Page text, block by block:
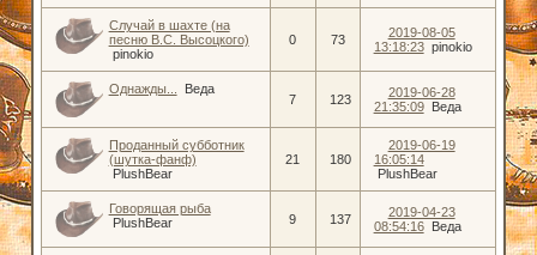
Случай в шахте (на
песню В.С. Высоцкого)
pinokio
0 73
2019-08-05
13:18:23 pinokio
Однажды... Веда
7 123
2019-06-28
21:35:09
Веда
Проданный субботник
(шутка-фанф)
PlushBear
21 180
2019-06-19
16:05:14
PlushBear
Говорящая рыба
PlushBear
9 137
2019-04-23
08:54:16
Веда